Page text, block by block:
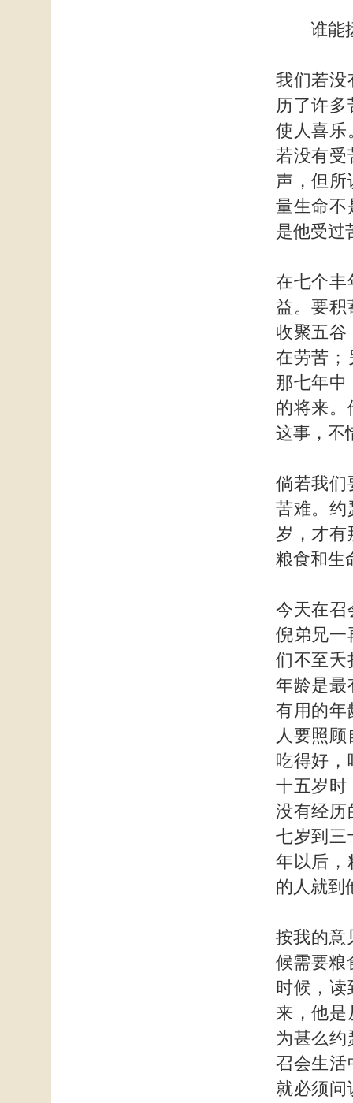
谁能拯
我们若没
历了许
使人喜乐
若没有受
声，但所
量生命不
是他受过
在七个丰
益。要积
收聚五谷
在劳苦；
那七年中
的将来。
这事，不
倘若我们
苦难。约
岁，才有
粮食和生
今天在召
倪弟兄一
们不至夭
年龄是最
有用的年
人要照
吃得好，
十五岁时
没有经历
七岁到三
年以后，
的人就到
按我的意
候需要粮
时候，读
来，他是
为甚么约
召会生活
就必须问